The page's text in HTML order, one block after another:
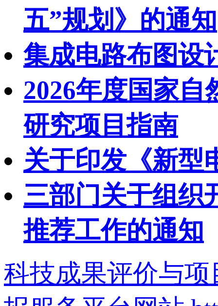
五”规划》的通知
集成电路布图设
2026年度国家
研究项目指南
关于印发《新型
三部门关于组织
推荐工作的通知
科技成果评价与